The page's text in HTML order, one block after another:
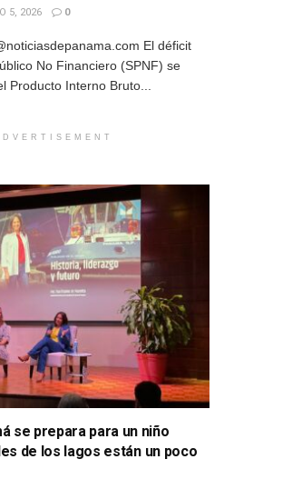
5, 2026 0
El déficit
No Financiero (SPNF) se
Producto Interno Bruto...
se prepara para un niño
de los lagos están un poco